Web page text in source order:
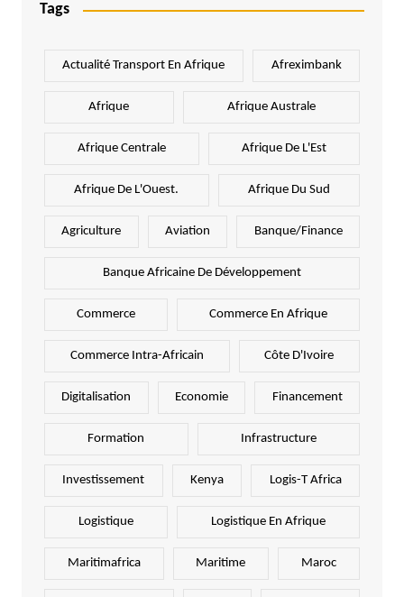
Tags
Actualité Transport En Afrique Afreximbank
Afrique Afrique Australe
Afrique Centrale Afrique De L'Est
Afrique De L'Ouest. Afrique Du Sud
Agriculture Aviation Banque/Finance
Banque Africaine De Développement
Commerce Commerce En Afrique
Commerce Intra-Africain Côte D'Ivoire
Digitalisation Economie Financement
Formation Infrastructure
Investissement Kenya Logis-T Africa
Logistique Logistique En Afrique
Maritimafrica Maritime Maroc